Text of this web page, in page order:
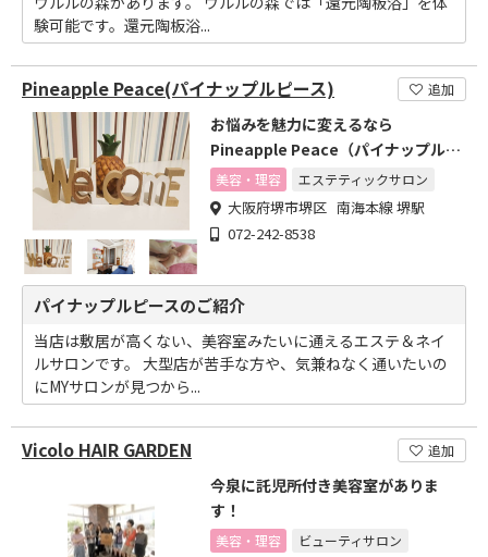
験可能です。還元陶板浴...
Pineapple Peace(パイナップルピース) 追加
お悩みを魅力に変えるなら
Pineapple Peace（パイナップルピ
ース）へ♪
美容・理容 エステティックサロン
大阪府堺市堺区 南海本線 堺駅
072-242-8538
パイナップルピースのご紹介
当店は敷居が高くない、美容室みたいに通えるエステ＆ネイ
ルサロンです。 大型店が苦手な方や、気兼ねなく通いたいの
にMYサロンが見つから...
Vicolo HAIR GARDEN 追加
今泉に託児所付き美容室がありま
す！
美容・理容 ビューティサロン